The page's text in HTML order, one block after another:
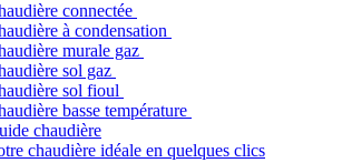
connectée
à condensation
murale gaz
sol gaz
sol fioul
basse température
chaudière
chaudière idéale en quelques clics